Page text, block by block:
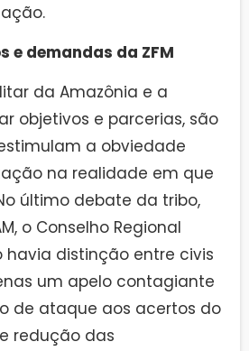
e demandas da ZFM
da Amazônia e a
objetivos e parcerias, são
a obviedade
na realidade em que
último debate da tribo,
o Conselho Regional
havia distinção entre civis
um apelo contagiante
de ataque aos acertos do
redução das